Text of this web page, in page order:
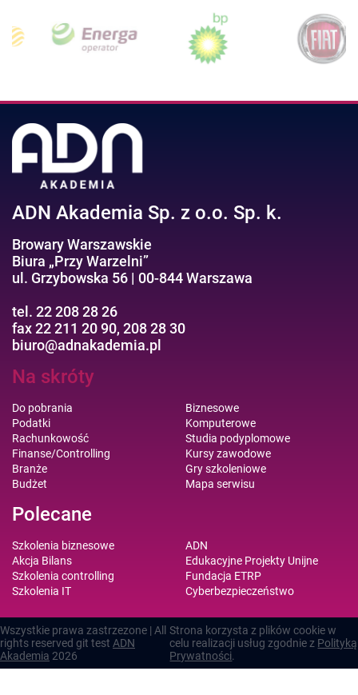
ADN Akademia Sp. z o.o. Sp. k.
Browary Warszawskie
Biura „Przy Warzelni”
ul. Grzybowska 56 | 00-844 Warszawa
tel. 22 208 28 26
fax 22 211 20 90, 208 28 30
biuro@adnakademia.pl
Na skróty
Do pobrania
Podatki
Rachunkowość
Finanse/Controlling
Branże
Budżet
Biznesowe
Komputerowe
Studia podyplomowe
Kursy zawodowe
Gry szkoleniowe
Mapa serwisu
Polecane
Szkolenia biznesowe
Akcja Bilans
Szkolenia controlling
Szkolenia IT
ADN
Edukacyjne Projekty Unijne
Fundacja ETRP
Cyberbezpieczeństwo
Wszystkie prawa zastrzezone | All
rights reserved git test ADN
Akademia 2026
Strona korzysta z plików cookie w
celu realizacji usług zgodnie z Polityką
Prywatności.